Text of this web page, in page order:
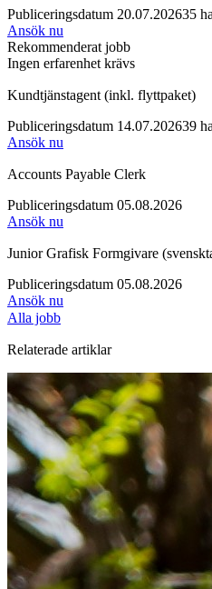
Publiceringsdatum 20.07.202635
Ansök nu
Rekommenderat jobb
Ingen erfarenhet krävs
Kundtjänstagent (inkl. flyttpaket)
Publiceringsdatum 14.07.202639
Ansök nu
Accounts Payable Clerk
Publiceringsdatum 05.08.2026
Ansök nu
Junior Grafisk Formgivare
Publiceringsdatum 05.08.2026
Ansök nu
Alla jobb
Relaterade artiklar